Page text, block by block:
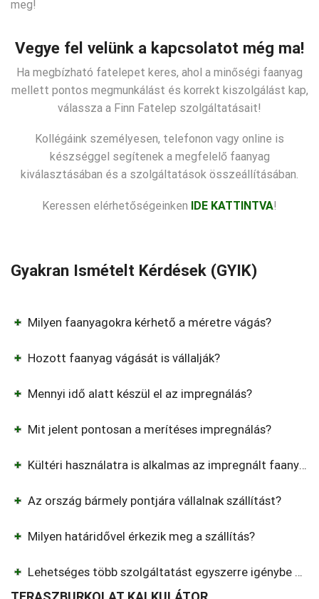
meg!
Vegye fel velünk a kapcsolatot még ma!
Ha megbízható fatelepet keres, ahol a minőségi faanyag
mellett pontos megmunkálást és korrekt kiszolgálást kap,
válassza a Finn Fatelep szolgáltatásait!
Kollégáink személyesen, telefonon vagy online is
készséggel segítenek a megfelelő faanyag
kiválasztásában és a szolgáltatások összeállításában.
Keressen elérhetőségeinken IDE KATTINTVA!
Gyakran Ismételt Kérdések (GYIK)
Milyen faanyagokra kérhető a méretre vágás?
Hozott faanyag vágását is vállalják?
Mennyi idő alatt készül el az impregnálás?
Mit jelent pontosan a merítéses impregnálás?
Kültéri használatra is alkalmas az impregnált faanyag?
Az ország bármely pontjára vállalnak szállítást?
Milyen határidővel érkezik meg a szállítás?
Lehetséges több szolgáltatást egyszerre igénybe venni?